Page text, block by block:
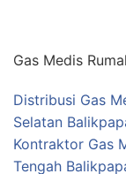
Gas Medis
Distribusi Gas
Selatan
Kontraktor Gas
Tengah